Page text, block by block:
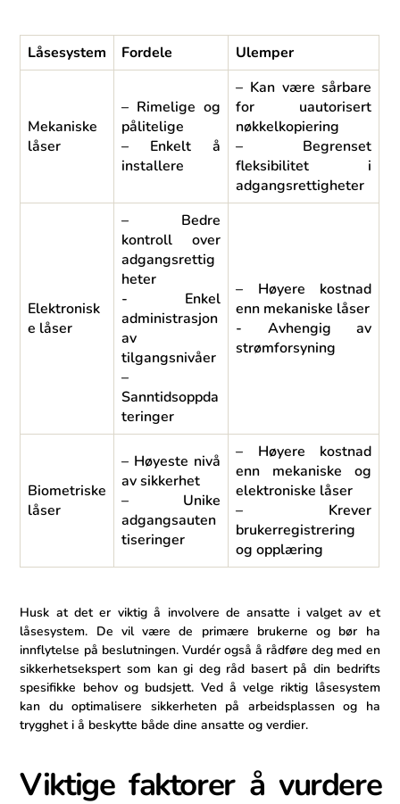
Låsesystem Fordele Ulemper
Mekaniske
‍låser
– Rimelige og
⁢pålitelige
– Enkelt å
installere
– Kan være sårbare
for uautorisert
nøkkelkopiering
– Begrenset
fleksibilitet i
adgangsrettigheter
Elektronisk
e låser
– Bedre
kontroll⁢ over
⁢adgangsrettig
heter
-⁢ Enkel
administrasjon⁣
av
tilgangsnivåer
–
Sanntidsoppda
teringer
– Høyere kostnad
enn mekaniske låser
-⁤ Avhengig⁤ av
strømforsyning
Biometriske
låser
– Høyeste nivå
av sikkerhet
– Unike
adgangsauten
tiseringer
– Høyere kostnad
enn mekaniske og
elektroniske låser
– Krever
brukerregistrering
og‌ opplæring
Husk at det er viktig å involvere de ansatte i valget av et
låsesystem. De vil være⁤ de primære brukerne og bør⁢ ha
innflytelse på beslutningen. Vurdér også å rådføre deg med en
sikkerhetsekspert⁢ som ‍kan gi deg råd basert på ​din bedrifts
spesifikke behov og budsjett. Ved å‌ velge‍ riktig låsesystem
kan du ‌optimalisere sikkerheten på ‍arbeidsplassen og ha
trygghet i å beskytte både⁣ dine ansatte og verdier.
Viktige faktorer å vurdere⁤